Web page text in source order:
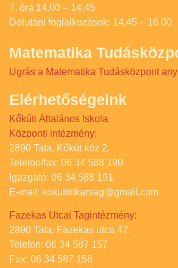
7. óra 14.00 – 14.45
Délutáni foglalkozások: 14.45 – 16.00
Matematika
Ugrás a Matematika Tudásközpont
Elérhetőségeink
Kőkúti Általános Iskola
Központi intézmény:
2890 Tata, Kőkút köz 2.
Telefon/fax: 06 34 588 190
Igazgató: 06 34 588 191
E-mail: kokutititkarsag@gmail.com
Fazekas Utcai Tagintézmény:
2890 Tata, Fazekas utca 47.
Telefon: 06 34 587 157
Fax: 06 34 587 158